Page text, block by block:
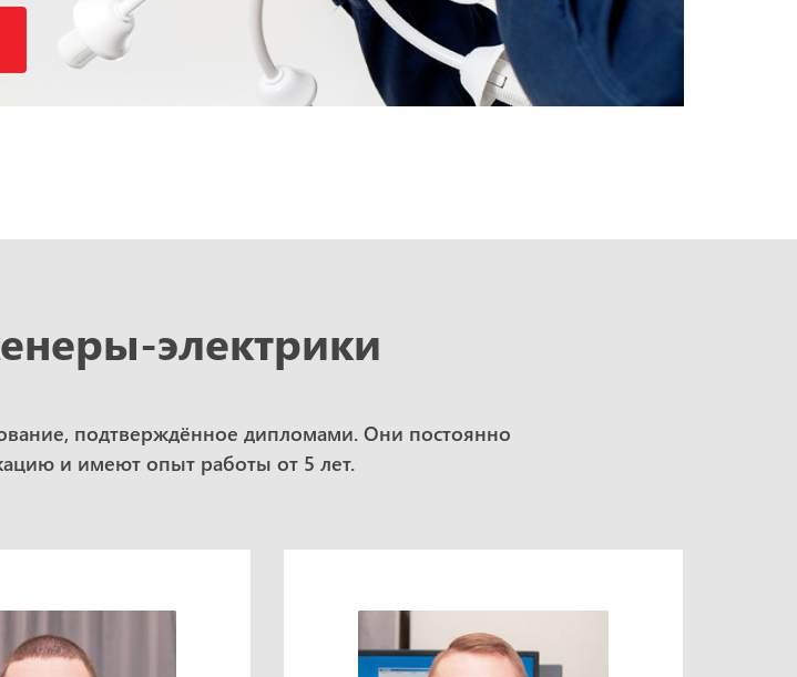
электрики
подтверждённое дипломами. Они постоянно
и имеют опыт работы от 5 лет.